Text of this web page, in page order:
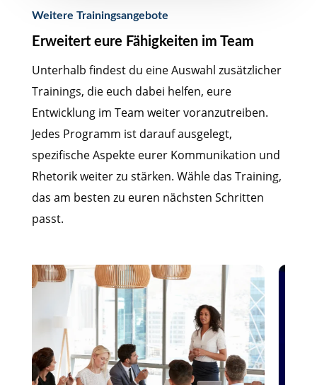
Weitere Trainingsangebote
Erweitert eure Fähigkeiten im Team
Unterhalb findest du eine Auswahl zusätzlicher
Trainings, die euch dabei helfen, eure
Entwicklung im Team weiter voranzutreiben.
Jedes Programm ist darauf ausgelegt,
spezifische Aspekte eurer Kommunikation und
Rhetorik weiter zu stärken. Wähle das Training,
das am besten zu euren nächsten Schritten
passt.